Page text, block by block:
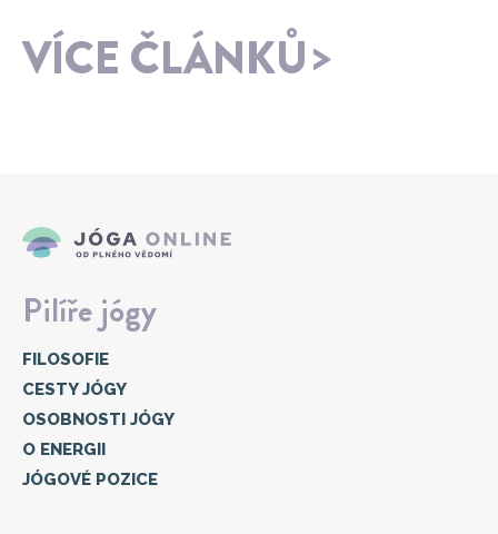
VÍCE ČLÁNKŮ
Pilíře jógy
FILOSOFIE
CESTY JÓGY
OSOBNOSTI JÓGY
O ENERGII
JÓGOVÉ POZICE